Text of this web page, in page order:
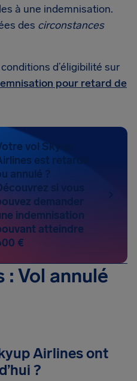
à une indemnisation.
des circonstances
d’éligibilité sur
pour retard de
vol Skyup
est retardé
annulé ?
si vous
demander
indemnisation
atteindre
€
Vol annulé
Airlines ont
?